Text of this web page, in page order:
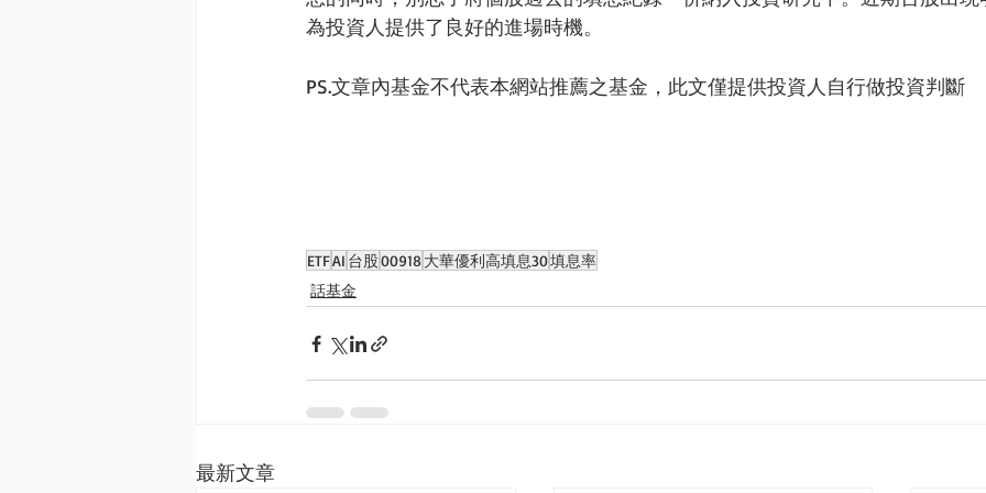
為投資人提供了良好的進場時機。
PS.文章內基金不代表本網站推薦之基金，此文僅提供投資人自行做投資判斷
ETFAI 台股00918大華優利高填息30填息率
話基金
最新文章